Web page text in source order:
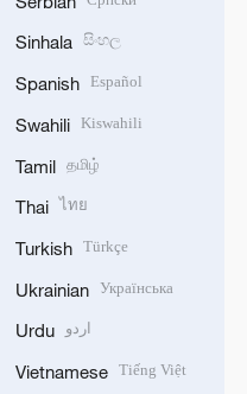
Sinhala සිංහල
Spanish Español
Swahili Kiswahili
Tamil தமிழ்
Thai ไทย
Turkish Türkçe
Ukrainian Українська
Urdu اردو
Vietnamese Tiếng Việt